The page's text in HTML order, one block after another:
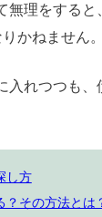
無理をする
かねません。
入れつつも
し方
？その方法とは